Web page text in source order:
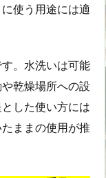
使う用途には適
。水洗いは可能
乾燥場所への設
した使い方には
ままの使用が推